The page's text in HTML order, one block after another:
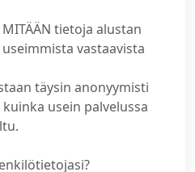
tietoja alustan
vastaavista
täysin anonyymisti
usein palvelussa